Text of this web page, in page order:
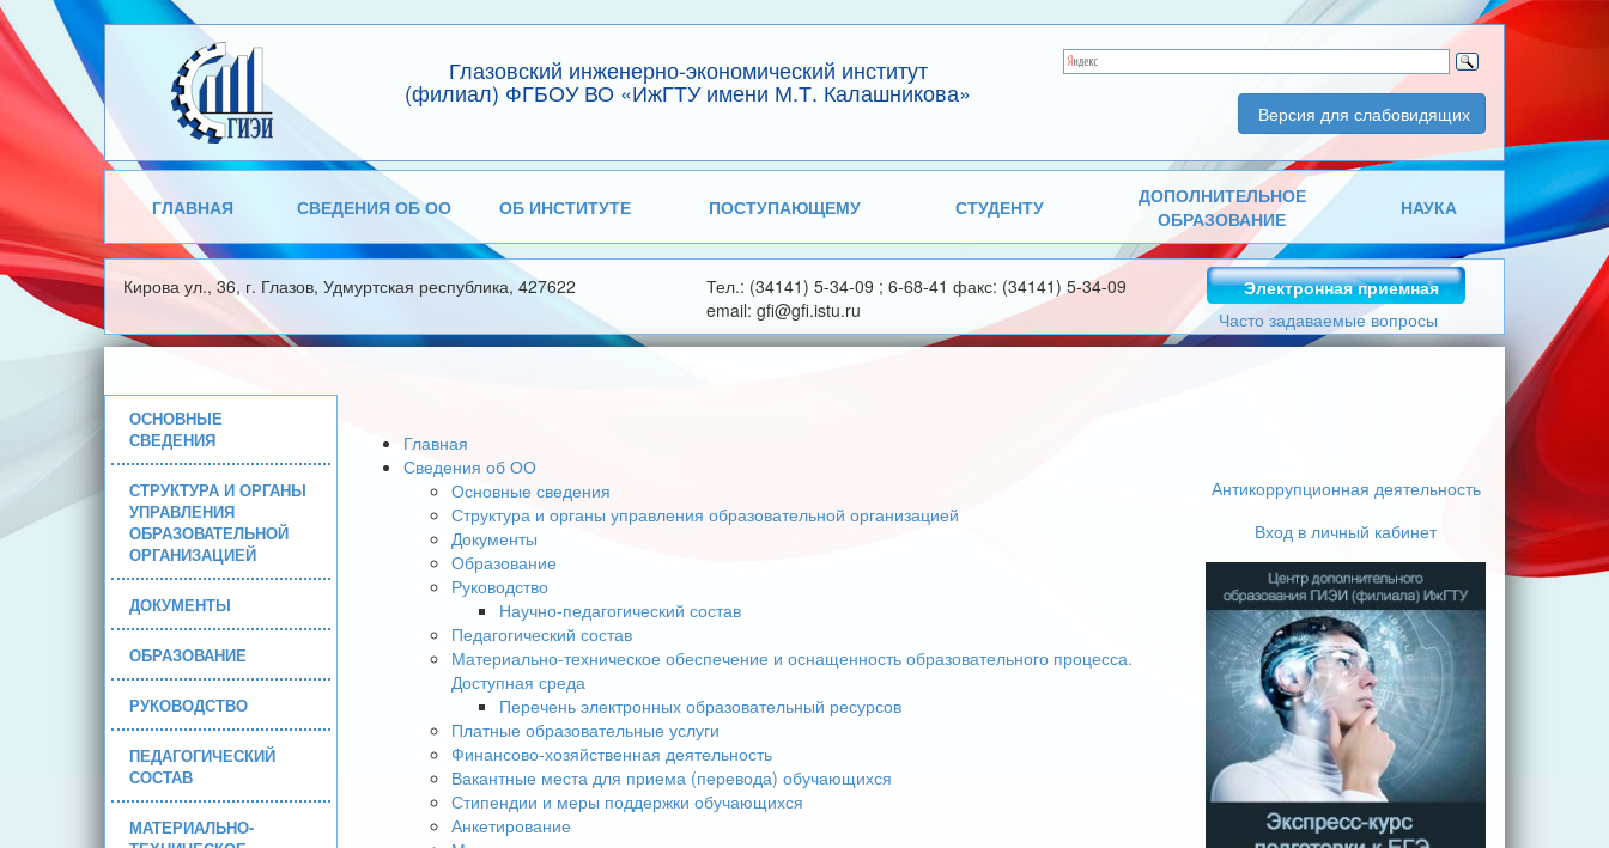
Глазовский инженерно-экономический институт
(филиал) ФГБОУ ВО «ИжГТУ имени М.Т. Калашникова»
Версия для слабовидящих
ГЛАВНАЯ СВЕДЕНИЯ ОБ ОО ОБ ИНСТИТУТЕ ПОСТУПАЮЩЕМУ СТУДЕНТУ
ДОПОЛНИТЕЛЬНОЕ
ОБРАЗОВАНИЕ
НАУКА
Кирова ул., 36, г. Глазов, Удмуртская республика, 427622
Тел.: (34141) 5-34-09 ; 6-68-41 факс: (34141) 5-34-09
email: gfi@gfi.istu.ru
Электронная приемная
Часто задаваемые вопросы
ОСНОВНЫЕ
СВЕДЕНИЯ
СТРУКТУРА И ОРГАНЫ
УПРАВЛЕНИЯ
ОБРАЗОВАТЕЛЬНОЙ
ОРГАНИЗАЦИЕЙ
ДОКУМЕНТЫ
ОБРАЗОВАНИЕ
РУКОВОДСТВО
ПЕДАГОГИЧЕСКИЙ
СОСТАВ
МАТЕРИАЛЬНО-
Главная
Сведения об ОО
Основные сведения
Структура и органы управления образовательной организацией
Документы
Образование
Руководство
Научно-педагогический состав
Педагогический состав
Материально-техническое обеспечение и оснащенность образовательного процесса.
Доступная среда
Перечень электронных образовательный ресурсов
Платные образовательные услуги
Финансово-хозяйственная деятельность
Вакантные места для приема (перевода) обучающихся
Стипендии и меры поддержки обучающихся
Анкетирование
Антикоррупционная деятельность
Вход в личный кабинет